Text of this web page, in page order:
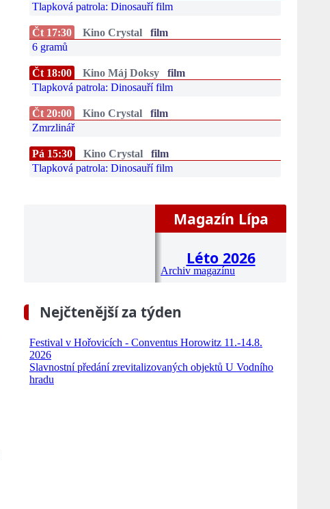
Tlapková patrola: Dinosauří film
Čt 17:30 Kino Crystal
film
6 gramů
Čt 18:00 Kino Máj Doksy
film
Tlapková patrola: Dinosauří film
Čt 20:00 Kino Crystal
film
Zmrzlinář
Pá 15:30 Kino Crystal
film
Tlapková patrola: Dinosauří film
Magazín Lípa
Léto 2026
Archiv magazínu
Nejčtenější za týden
Festival v Hořovicích - Conventus Horowitz 11.-14.8.
2026
Slavnostní předání zrevitalizovaných objektů U Vodního
hradu